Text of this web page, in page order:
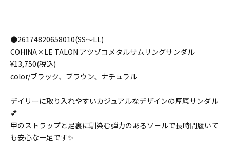
●26174820658010(SS〜LL)
COHINA×LE TALON アツゾコメタルサムリングサンダル
¥13,750(税込)
color/ブラック、ブラウン、ナチュラル
デイリーに取り入れやすいカジュアルなデザインの厚底サンダル
💕
甲のストラップと足裏に馴染む弾力のあるソールで長時間履いて
も安心な一足です✨